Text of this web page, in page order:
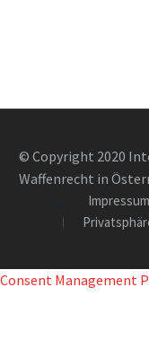
© Copyright 2020
Waffenrecht in
Impressum
Consent Management